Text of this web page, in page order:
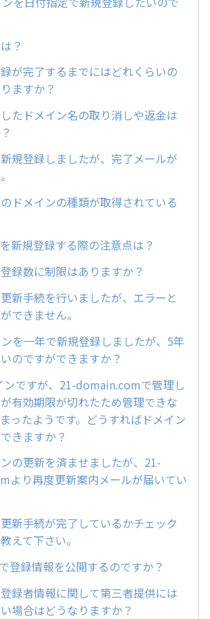
？
が完了するまでにはどれくらいの
ますか？
たドメイン名の取り消しや返金は
規登録しましたが、完了メールが
ドメインの種類が取得されている
新規登録する際の注意点は？
録数に制限はありますか？
新手続を行いましたが、エラーと
できません。
を一年で新規登録しましたが、5年
のですができますか？
ンですが、21-domain.comで管理し
有効期限が切れたため管理できな
ったようです。どうすればドメイン
きますか？
の更新を済ませましたが、21-
より再度更新案内メールが届いてい
新手続が完了しているかチェック
えて下さい。
登録情報を公開するのですか？
録者情報に関して第三者提供には
場合はどうなりますか？